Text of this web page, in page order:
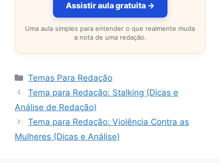
Assistir aula gratuita →
Uma aula simples para entender o que realmente muda
a nota de uma redação.
Categorias
Temas Para Redação
Tema para Redação: Stalking (Dicas e
Análise de Redação)
Tema para Redação: Violência Contra as
Mulheres (Dicas e Análise)